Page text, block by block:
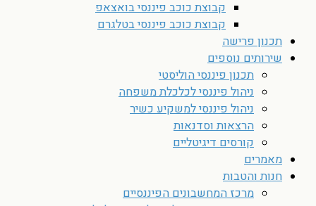
קבוצת כוכב פיננסי בואצאפ
קבוצת כוכב פיננסי בטלגרם
תכנון פרישה
שירותים נוספים
תכנון פיננסי הוליסטי
ניהול פיננסי לכלכלת משפחה
ניהול פיננסי למשקיע כשיר
הרצאות וסדנאות
קורסים דיגיטליים
מאמרים
חנות והטבות
מרכז המחשבונים הפיננסיים